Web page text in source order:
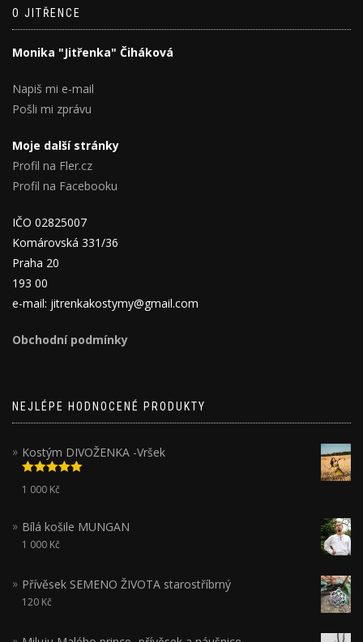
O JITŘENCE
Monika "Jitřenka" Čiháková
Napiš mi e-mail
Pošli mi zprávu
Moje další stránky
Profil na Fler.cz
Profil na Facebooku
IČO 02825007
Komárovská 331/36
Praha 20
193 00
e-mail: jitrenkakostymy@gmail.com
Obchodní podmínky
NEJLÉPE HODNOCENÉ PRODUKTY
Kostým DIVOŽENKA -Vršek
Hodnocení
5.00z 5
1 000 Kč
Bílá košile MUNGAN
1 000 Kč
Přívěsek SEMENO ŽIVOTA starostříbrný
120 Kč